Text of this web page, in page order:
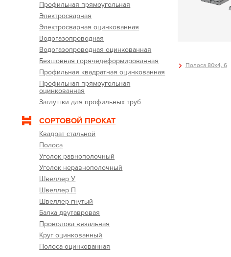
Профильная прямоугольная
Электросварная
Электросварная оцинкованная
Водогазопроводная
Водогазопроводная оцинкованная
Безшовная горячедеформированная
Профильная квадратная оцинкованная
Профильная прямоугольная
оцинкованная
Заглушки для профильных труб
СОРТОВОЙ ПРОКАТ
Квадрат стальной
Полоса
Уголок равнополочный
Уголок неравнополочный
Швеллер У
Швеллер П
Швеллер гнутый
Балка двутавровая
Проволока вязальная
Круг оцинкованный
Полоса оцинкованная
Полоса 80х4, 6